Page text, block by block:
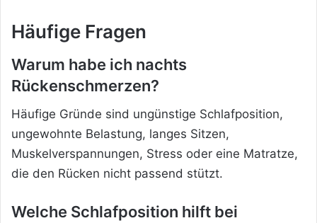
Häufige Fragen
Warum habe ich nachts
Rückenschmerzen?
Häufige Gründe sind ungünstige Schlafposition,
ungewohnte Belastung, langes Sitzen,
Muskelverspannungen, Stress oder eine Matratze,
die den Rücken nicht passend stützt.
Welche Schlafposition hilft bei